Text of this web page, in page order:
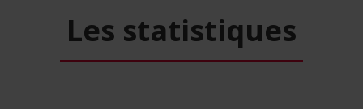
Les statistiques